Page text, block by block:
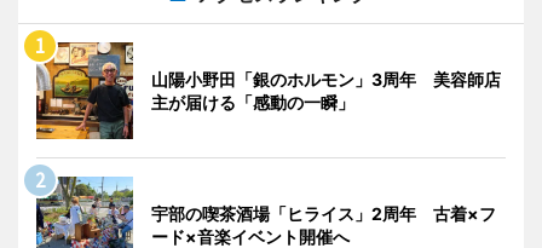
山陽小野田「銀のホルモン」3周年 美容師店
主が届ける「感動の一瞬」
宇部の喫茶酒場「ヒライス」2周年 古着×フ
ード×音楽イベント開催へ